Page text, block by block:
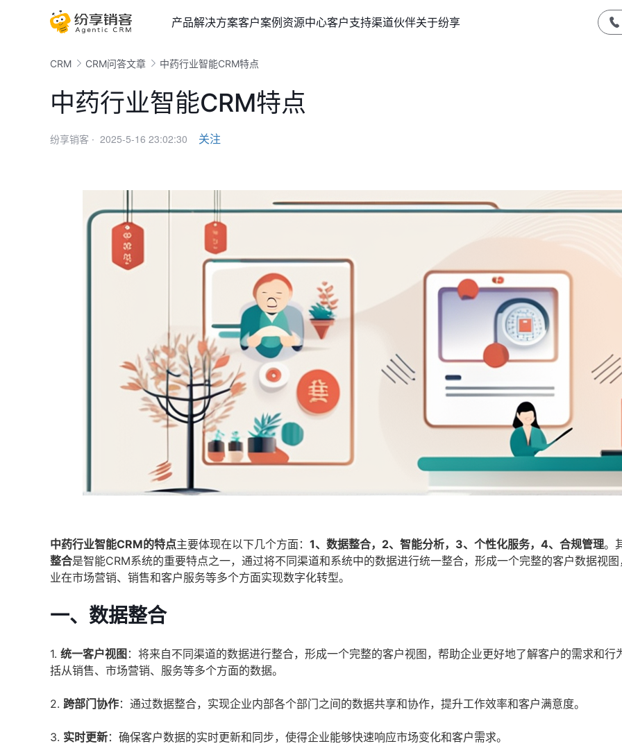
产品解决方案客户案例资源中心客户支持渠道伙伴关于纷享
CRM CRM问答文章 中药行业智能CRM特点
中药行业智能CRM特点
纷享销客 · 2025-5-16 23:02:30 关注
中药行业智能CRM的特点主要体现在以下几个方面： 1、数据整合，2、智能分析，3、个性化服务，4、合规管理。
整合是智能CRM系统的重要特点之一，通过将不同渠道和系统中的数据进行统一整合，形成一个完整的客户数据视
业在市场营销、销售和客户服务等多个方面实现数字化转型。
一、数据整合
1. 统一客户视图 ：将来自不同渠道的数据进行整合，形成一个完整的客户视图，帮助企业更好地了解客户的需求和行
括从销售、市场营销、服务等多个方面的数据。
2. 跨部门协作：通过数据整合，实现企业内部各个部门之间的数据共享和协作，提升工作效率和客户满意度。
3. 实时更新：确保客户数据的实时更新和同步，使得企业能够快速响应市场变化和客户需求。